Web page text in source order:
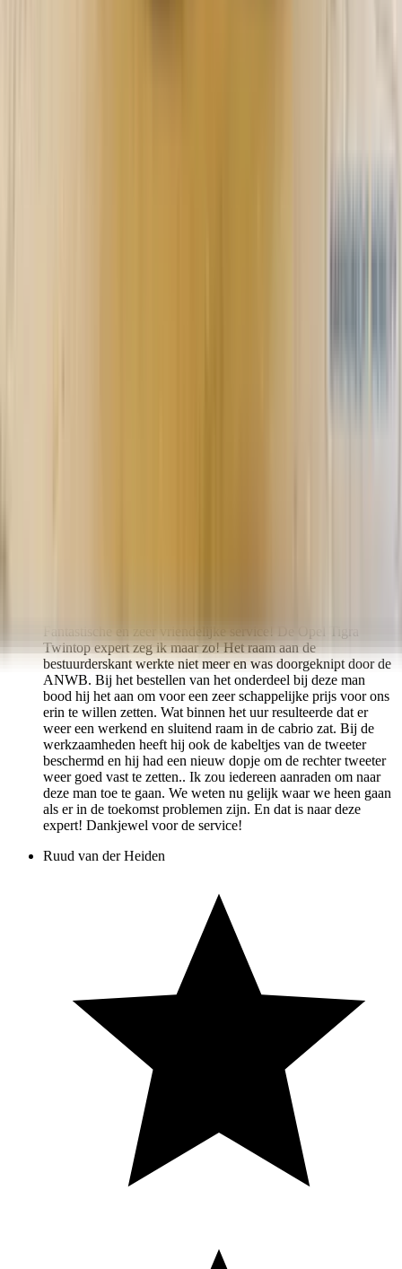
Fantastische en zeer vriendelijke service! De Opel Tigra
Twintop expert zeg ik maar zo! Het raam aan de
bestuurderskant werkte niet meer en was doorgeknipt door de
ANWB. Bij het bestellen van het onderdeel bij deze man
bood hij het aan om voor een zeer schappelijke prijs voor ons
erin te willen zetten. Wat binnen het uur resulteerde dat er
weer een werkend en sluitend raam in de cabrio zat. Bij de
werkzaamheden heeft hij ook de kabeltjes van de tweeter
beschermd en hij had een nieuw dopje om de rechter tweeter
weer goed vast te zetten.. Ik zou iedereen aanraden om naar
deze man toe te gaan. We weten nu gelijk waar we heen gaan
als er in de toekomst problemen zijn. En dat is naar deze
expert! Dankjewel voor de service!
Ruud van der Heiden